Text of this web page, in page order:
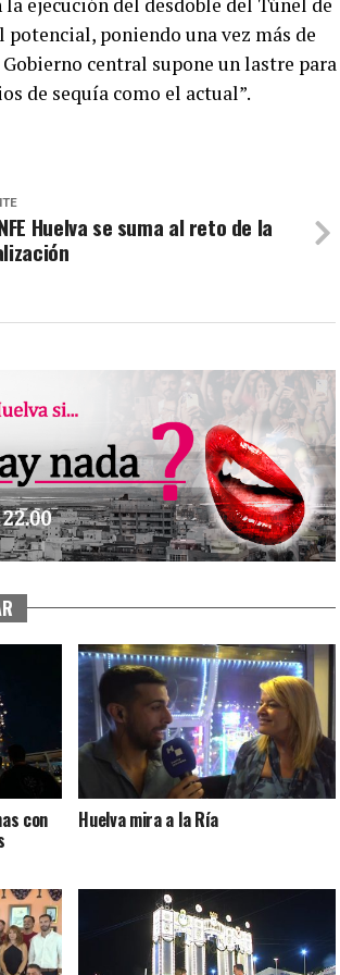
ejecución del desdoble del Túnel de
poniendo una vez más de
central supone un lastre
de sequía como el actual”.
Huelva se suma al reto de la
con Huelva mira a la Ría